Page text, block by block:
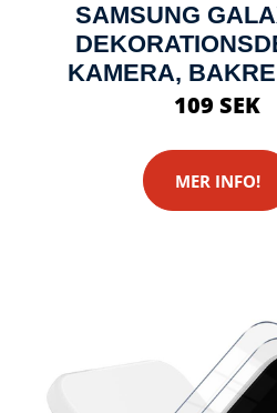
SAMSUNG
KAMERA,
109 SEK
MER INFO!